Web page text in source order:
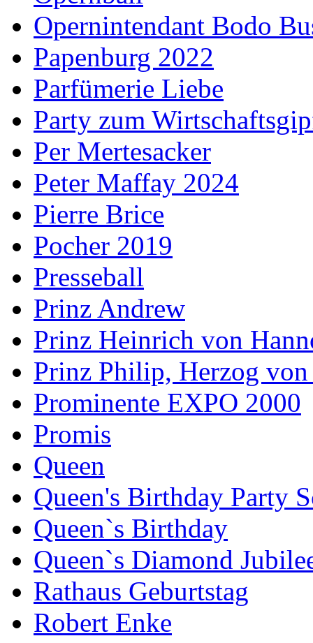
Opernintendant Bodo
Papenburg 2022
Parfümerie Liebe
Party zum
Per Mertesacker
Peter Maffay 2024
Pierre Brice
Pocher 2019
Presseball
Prinz Andrew
Prinz Heinrich von
Prinz Philip, Herzog
Prominente EXPO 2000
Promis
Queen
Queen's Birthday Party
Queen`s Birthday
Queen`s Diamond
Rathaus Geburtstag
Robert Enke